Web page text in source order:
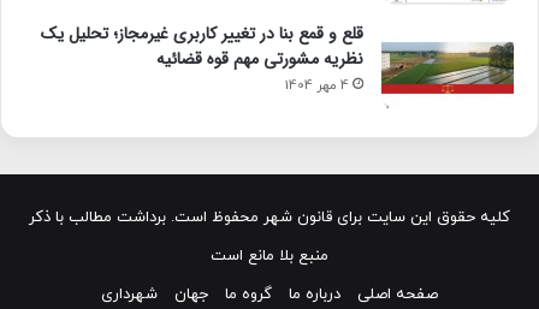
قلع و قمع بنا در تغییر کاربری غیرمجاز؛ تحلیل یک
نظریه مشورتی مهم قوه قضائیه
4 مهر 1404
کلیه حقوق این سایت برای قانون شهر محفوظ است. برداشت مطالب با ذکر
منبع بلا مانع است
صفحه اصلی
درباره ما گروه ما جهان شهرداری